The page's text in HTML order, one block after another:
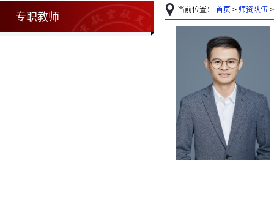
专职教师
当前位置： 首页 > 师资队伍